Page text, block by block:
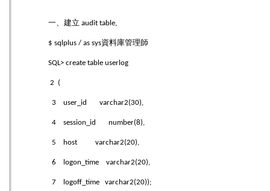
一、建立 audit table,
$ sqlplus / as sys資料庫管理師
SQL> create table userlog
2 (
3 user_id varchar2(30),
4 session_id number(8),
5 host varchar2(20),
6 logon_time varchar2(20),
7 logoff_time varchar2(20));